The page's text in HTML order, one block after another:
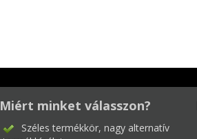
Miért minket válasszon?
Széles termékkör, nagy alternatív